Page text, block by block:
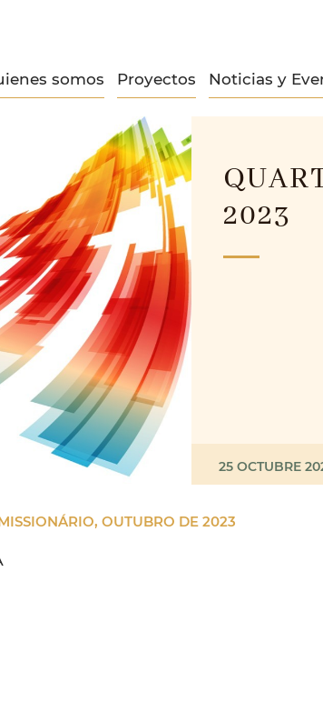
somos Proyectos Noticias y
2023
25 OCTUBRE
OUTUBRO DE 2023